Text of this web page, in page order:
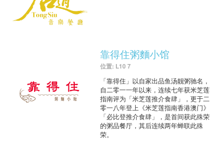
靠得住粥麵小馆
位置: L10 7
「靠得住」以自家出品鱼汤靓粥驰名，
自二零一一年以来，连续七年获米芝莲
指南评为「米芝莲推介食肆」，更于二
零一八年登上《米芝莲指南香港澳门》
「必比登推介食肆」，是首间获此殊荣
的粥品餐厅，其后连续两年蝉联此殊
荣。